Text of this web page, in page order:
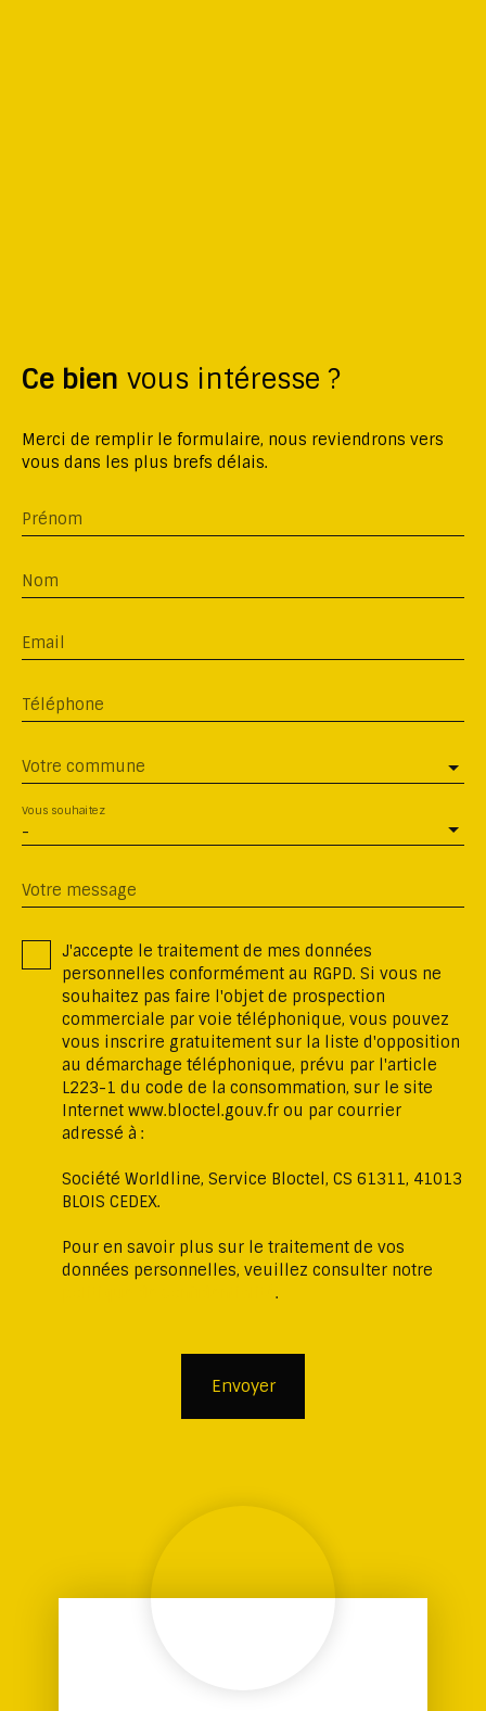
Ce bien vous intéresse ?
Merci de remplir le formulaire, nous reviendrons vers
vous dans les plus brefs délais.
Prénom
Nom
Email
Téléphone
Votre commune
-
Vous souhaitez
Votre message
J'accepte le traitement de mes données
personnelles conformément au RGPD. Si vous ne
souhaitez pas faire l'objet de prospection
commerciale par voie téléphonique, vous pouvez
vous inscrire gratuitement sur la liste d'opposition
au démarchage téléphonique, prévu par l'article
L223-1 du code de la consommation, sur le site
Internet www.bloctel.gouv.fr ou par courrier
adressé à :
Société Worldline, Service Bloctel, CS 61311, 41013
BLOIS CEDEX.
Pour en savoir plus sur le traitement de vos
données personnelles, veuillez consulter notre
.
Envoyer